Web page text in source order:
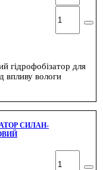
гідрофобізатор для
впливу вологи
СИЛАН-